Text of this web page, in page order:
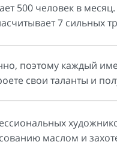
500 человек в
7 сильных
поэтому каждый
свои таланты и
маслом и